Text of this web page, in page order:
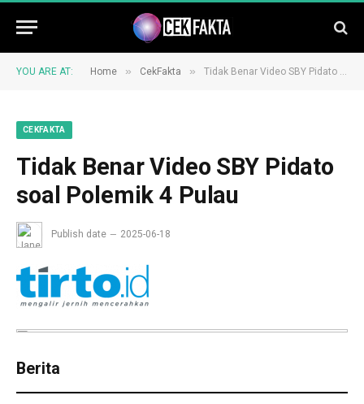
YOU ARE AT: Home » CekFakta » Tidak Benar Video SBY Pidato soal Polemik 4 Pulau
CEKFAKTA
Tidak Benar Video SBY Pidato
soal Polemik 4 Pulau
Publish date 2025-06-18
Berita